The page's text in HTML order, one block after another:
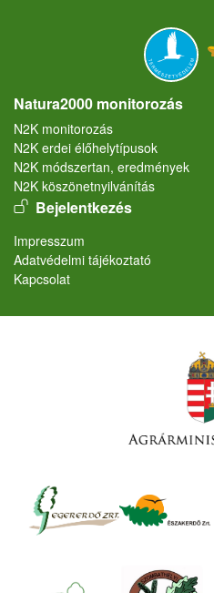
Natura2000 monitorozás
N2K monitorozás
N2K erdei élőhelytípusok
N2K módszertan, eredmények
N2K köszönetnyilvánítás
User account menu
Bejelentkezés
Lábléc
Impresszum
Adatvédelmi tájékoztató
Kapcsolat